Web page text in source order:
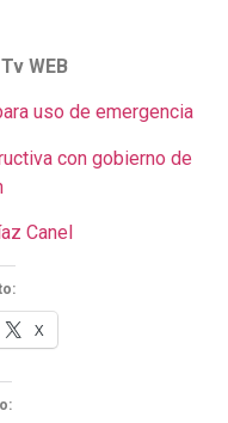
WEB
uso de emergencia
con gobierno de
Canel
X